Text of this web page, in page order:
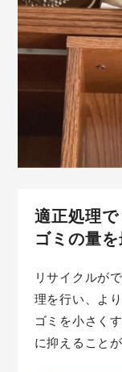
適正処理で
ゴミの量を
リサイクルが
理を行い、よ
ゴミを小さく
に抑えること